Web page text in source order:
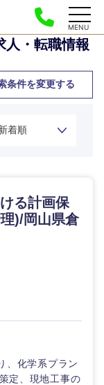
MENU
人・転職情報
条件を変更する
る計画保
)/岡山県倉
、化学系プラン
定、現地工事の